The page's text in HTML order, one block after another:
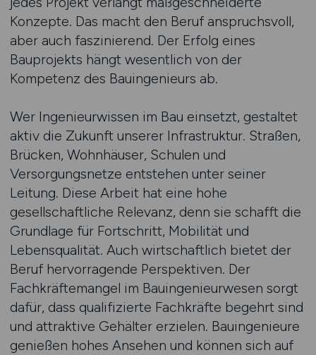
Konzepte. Das macht den Beruf anspruchsvoll,
aber auch faszinierend. Der Erfolg eines
Bauprojekts hängt wesentlich von der
Kompetenz des Bauingenieurs ab.
Wer Ingenieurwissen im Bau einsetzt, gestaltet
aktiv die Zukunft unserer Infrastruktur. Straßen,
Brücken, Wohnhäuser, Schulen und
Versorgungsnetze entstehen unter seiner
Leitung. Diese Arbeit hat eine hohe
gesellschaftliche Relevanz, denn sie schafft die
Grundlage für Fortschritt, Mobilität und
Lebensqualität. Auch wirtschaftlich bietet der
Beruf hervorragende Perspektiven. Der
Fachkräftemangel im Bauingenieurwesen sorgt
dafür, dass qualifizierte Fachkräfte begehrt sind
und attraktive Gehälter erzielen. Bauingenieure
genießen hohes Ansehen und können sich auf